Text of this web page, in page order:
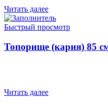
Читать далее
Быстрый просмотр
Топорище (кария) 85
Читать далее